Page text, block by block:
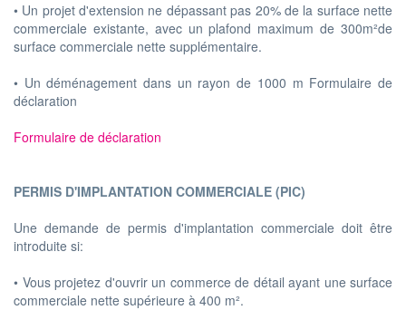
• Un projet d'extension ne dépassant pas 20% de la surface nette
commerciale existante, avec un plafond maximum de 300m²de
surface commerciale nette supplémentaire.
• Un déménagement dans un rayon de 1000 m Formulaire de
déclaration
Formulaire de déclaration
PERMIS D'IMPLANTATION COMMERCIALE (PIC)
Une demande de permis d'implantation commerciale doit être
introduite si:
• Vous projetez d'ouvrir un commerce de détail ayant une surface
commerciale nette supérieure à 400 m².